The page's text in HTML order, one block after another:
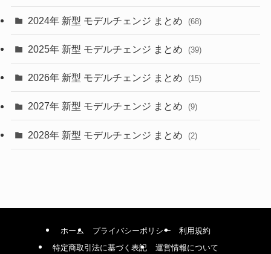
(4)
(9)
(4)
2024年 新型 モデルチェンジ まとめ (68)
2025年 新型 モデルチェンジ まとめ (39)
2026年 新型 モデルチェンジ まとめ (15)
2027年 新型 モデルチェンジ まとめ (9)
2028年 新型 モデルチェンジ まとめ (2)
ホーム プライバシーポリシー
利用規約
特定商取引法に基づく表記
運営情報について